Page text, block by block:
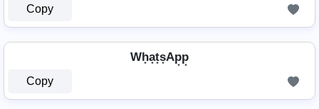
Copy
Wh͙a͙t͙s͙Ap͙p͙
Copy